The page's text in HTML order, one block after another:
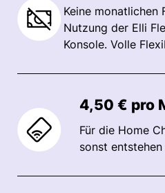
Keine monatlichen
Nutzung der Elli
Konsole. Volle
4,50 € pro
Für die Home
sonst